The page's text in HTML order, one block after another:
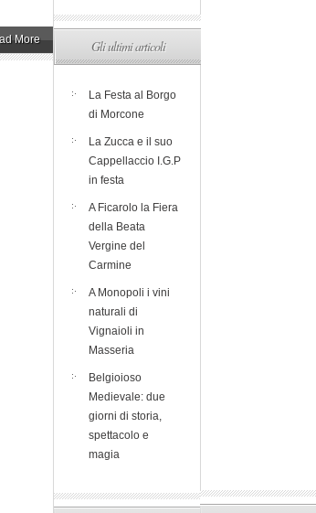
More Gli ultimi articoli
La Festa al Borgo
di Morcone
La Zucca e il suo
Cappellaccio I.G.P
in festa
A Ficarolo la Fiera
della Beata
Vergine del
Carmine
A Monopoli i vini
naturali di
Vignaioli in
Masseria
Belgioioso
Medievale: due
giorni di storia,
spettacolo e
magia